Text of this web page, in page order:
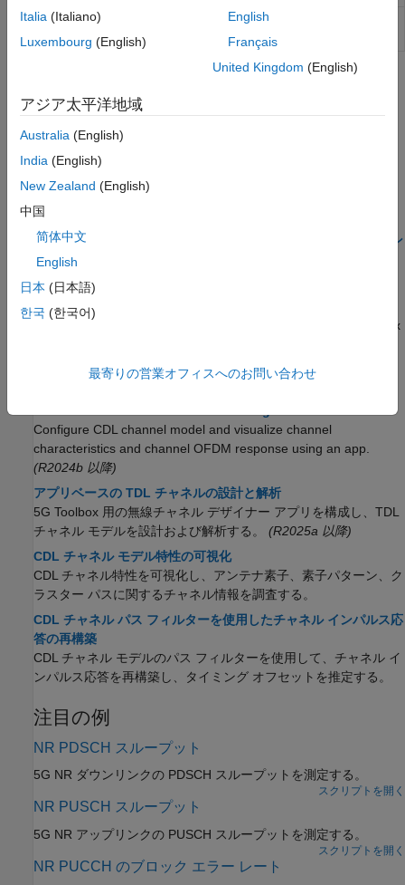
nrPathLoss
Path loss and shadow fading between
(R2021b 以降)
リンク シミュレーション
5G NR 通信リンクのモデル化
5G NR 通信リンクをモデル化する方法を学習する。
5G 物理チャネルと信号のリソース グリッドへのマッピン
グ
DL-SCH および PDSCH の送受信処理チェーン
リンク シミュレーションで使用する SNR の定義
AWGN を使用するリンク シミュレーションにおいて 5G Toolbox
伝搬チャネル
Configure CDL channel model and visualize channel
characteristics and channel OFDM response using an app.
(R2024b 以降)
アプリベースの TDL チャネルの設計と解析
5G Toolbox 用の無線チャネル デザイナー アプリを構成し、TDL
チャネル モデルを設計および解析する。
(R2025a 以降)
CDL チャネル モデル特性の可視化
CDL チャネル特性を可視化し、アンテナ素子、素子パターン、ク
ラスター パスに関するチャネル情報を調査する。
CDL チャネル パス フィルターを使用したチャネル インパルス応
答の再構築
CDL チャネル モデルのパス フィルターを使用して、チャネル イ
ンパルス応答を再構築し、タイミング オフセットを推定する。
注目の例
NR PDSCH スループット
5G NR ダウンリンクの PDSCH スループットを測定する。
スクリプトを開く
NR PUSCH スループット
5G NR アップリンクの PUSCH スループットを測定する。
スクリプトを開く
NR PUCCH のブロック エラー レート
Italia (Italiano)
Luxembourg (English)
English
Français
United Kingdom (English)
アジア太平洋地域
Australia (English)
India (English)
New Zealand (English)
中国
简体中文
English
日本 (日本語)
한국 (한국어)
最寄りの営業オフィスへのお問い合わせ